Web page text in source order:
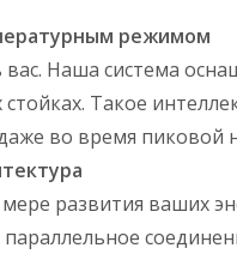
режимом
Наша система
Такое
во время пиковой
развития ваших